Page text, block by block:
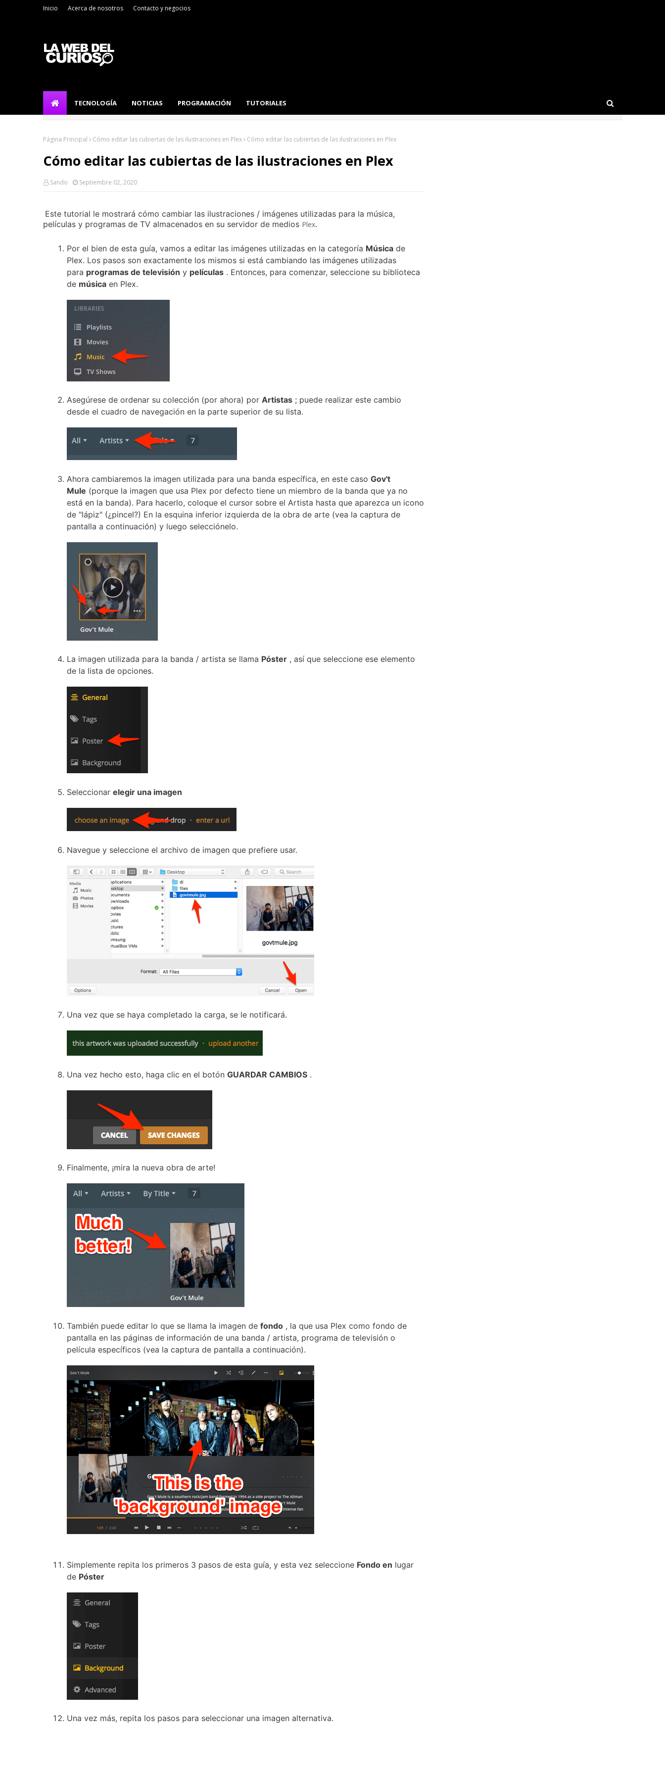
Inicio Acerca de nosotros Contacto y negocios
TECNOLOGÍA NOTICIAS PROGRAMACIÓN TUTORIALES
Página Principal Cómo editar las cubiertas de las ilustraciones en Plex Cómo editar las cubiertas de las ilustraciones en Plex
Cómo editar las cubiertas de las ilustraciones en Plex
Sando Septiembre 02, 2020
Este tutorial le mostrará cómo cambiar las ilustraciones / imágenes utilizadas para la música,
películas y programas de TV almacenados en su servidor de medios Plex.
Por el bien de esta guía, vamos a editar las imágenes utilizadas en la categoría Música de
Plex. Los pasos son exactamente los mismos si está cambiando las imágenes utilizadas
para programas de televisión y películas . Entonces, para comenzar, seleccione su biblioteca
de música en Plex.
Asegúrese de ordenar su colección (por ahora) por Artistas ; puede realizar este cambio
desde el cuadro de navegación en la parte superior de su lista.
Ahora cambiaremos la imagen utilizada para una banda específica, en este caso Gov't
Mule (porque la imagen que usa Plex por defecto tiene un miembro de la banda que ya no
está en la banda). Para hacerlo, coloque el cursor sobre el Artista hasta que aparezca un icono
de "lápiz" (¿pincel?) En la esquina inferior izquierda de la obra de arte (vea la captura de
pantalla a continuación) y luego selecciónelo.
La imagen utilizada para la banda / artista se llama Póster , así que seleccione ese elemento
de la lista de opciones.
Seleccionar elegir una imagen
Navegue y seleccione el archivo de imagen que prefiere usar.
Una vez que se haya completado la carga, se le notificará.
Una vez hecho esto, haga clic en el botón GUARDAR CAMBIOS .
Finalmente, ¡mira la nueva obra de arte!
También puede editar lo que se llama la imagen de fondo , la que usa Plex como fondo de
pantalla en las páginas de información de una banda / artista, programa de televisión o
película específicos (vea la captura de pantalla a continuación).
Simplemente repita los primeros 3 pasos de esta guía, y esta vez seleccione Fondo en lugar
de Póster
Una vez más, repita los pasos para seleccionar una imagen alternativa.